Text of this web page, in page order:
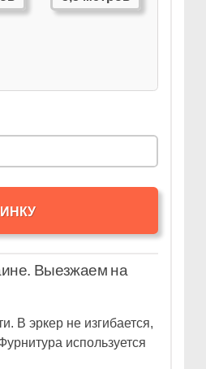
Выезжаем на
В эркер не изгибается,
используется